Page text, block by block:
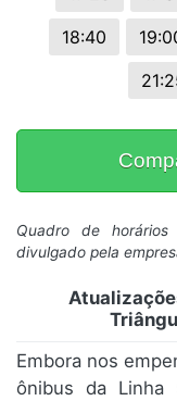
18:40
Quadro de
divulgado pela
Embora nos
ônibus da Linha